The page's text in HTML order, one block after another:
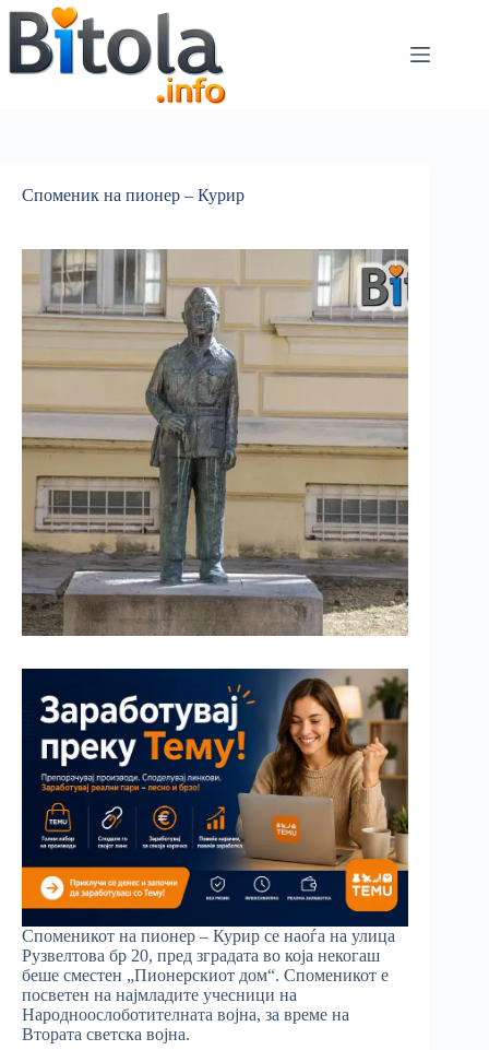
Споменик на пионер – Курир
Споменикот на пионер – Курир се наоѓа на улица
Рузвелтова бр 20, пред зградата во која некогаш
беше сместен „Пионерскиот дом“. Споменикот е
посветен на најмладите учесници на
Народноослоботителната војна, за време на
Втората светска војна.